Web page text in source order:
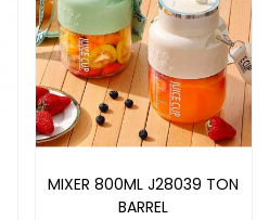
MIXER 800ML J28039 TON
BARREL